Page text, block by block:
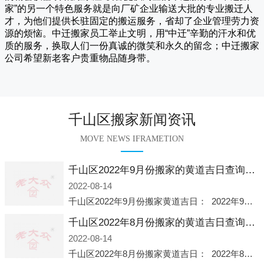
家”的另一个特色服务就是向厂矿企业输送大批的专业搬迁人
才，为他们提供长驻固定的搬运服务，省却了企业管理劳力资
源的烦恼。 中迁搬家员工举止文明，用“中迁”辛勤的汗水和优
质的服务，换取人们一份真诚的微笑和永久的留念； 中迁搬家
公司希望新老客户贵重物品随身带。
千山区搬家新闻资讯
MOVE NEWS IFRAMETION
千山区2022年9月份搬家的黄道吉日查询大全一览表哪天适合搬家好日子
2022-08-14
千山区2022年9月份搬家黄道吉日： 2022年9月6日 「星期二」 农历八月十一2022年9月12日 「星期一」 农历八月十七2022年9月16日 「星期五」 农历八月廿一2022年9月2
千山区2022年8月份搬家的黄道吉日查询大全一览表哪天适合搬家好日子
2022-08-14
千山区2022年8月份搬家黄道吉日： 2022年8月2日 「星期二」 农历七月初五2022年8月6日 「星期六」 农历七月初九2022年8月8日 「星期一」 农历七月十一2022年8月10日 「